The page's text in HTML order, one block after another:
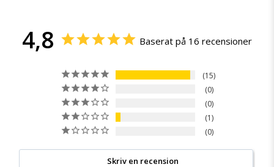
4,8 Baserat på 16 recensioner
15
0
0
1
0
Skriv en recension